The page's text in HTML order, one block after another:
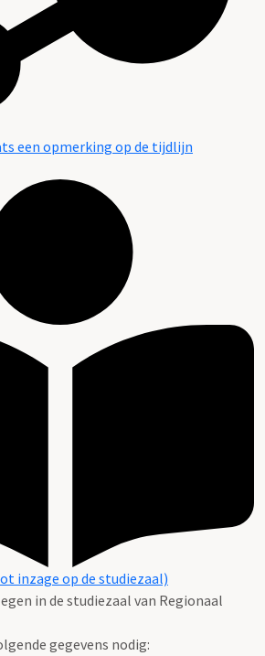
een opmerking op de tijdlijn
inzage op de studiezaal)
in de studiezaal van Regionaal
gegevens nodig: